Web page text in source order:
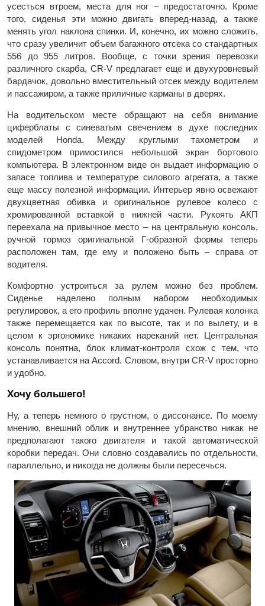
усесться втроем, места для ног – предостаточно. Кроме
того, сиденья эти можно двигать вперед-назад, а также
менять угол наклона спинки. И, конечно, их можно сложить,
что сразу увеличит объем багажного отсека со стандартных
556 до 955 литров. Вообще, с точки зрения перевозки
различного скарба, CR-V предлагает еще и двухуровневый
бардачок, довольно вместительный отсек между водителем
и пассажиром, а также приличные карманы в дверях.
На водительском месте обращают на себя внимание
циферблаты с синеватым свечением в духе последних
моделей Honda. Между круглыми тахометром и
спидометром примостился небольшой экран бортового
компьютера. В электронном виде он выдает информацию о
запасе топлива и температуре силового агрегата, а также
еще массу полезной информации. Интерьер явно освежают
двухцветная обивка и оригинальное рулевое колесо с
хромированной вставкой в нижней части. Рукоять АКП
переехала на привычное место – на центральную консоль,
ручной тормоз оригинальной Г-образной формы теперь
расположен там, где ему и положено быть – справа от
водителя.
Комфортно устроиться за рулем можно без проблем.
Сиденье наделено полным набором необходимых
регулировок, а его профиль вполне удачен. Рулевая колонка
также перемещается как по высоте, так и по вылету, и в
целом к эргономике никаких нареканий нет. Центральная
консоль понятна, блок климат-контроля схож с тем, что
устанавливается на Accord. Словом, внутри CR-V просторно
и удобно.
Хочу большего!
Ну, а теперь немного о грустном, о диссонансе. По моему
мнению, внешний облик и внутреннее убранство никак не
предполагают такого двигателя и такой автоматической
коробки передач. Они словно создавались по отдельности,
параллельно, и никогда не должны были пересечься.